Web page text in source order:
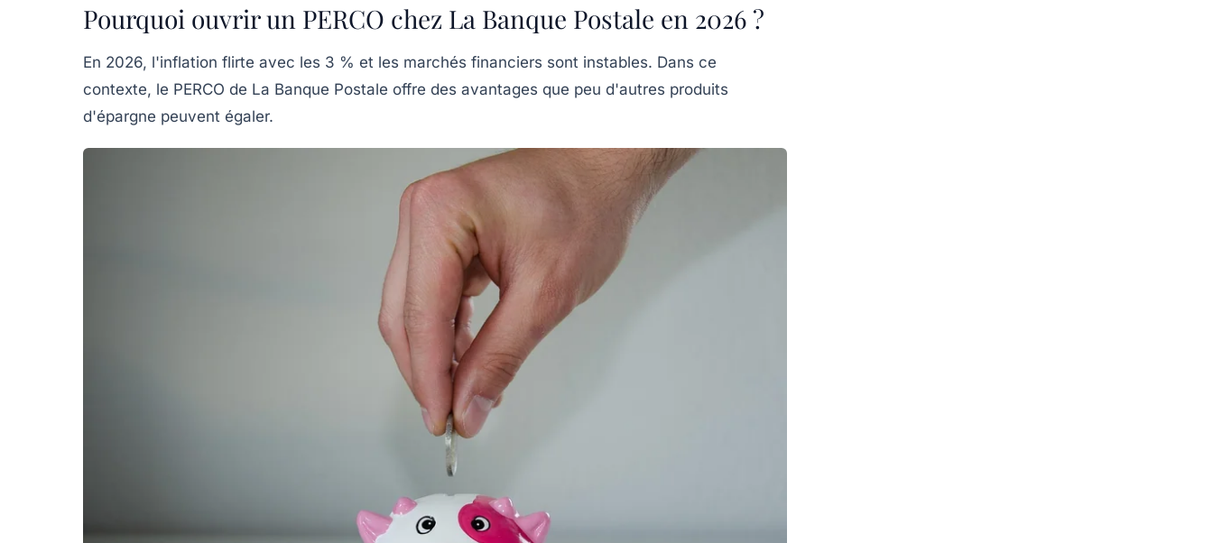
Pourquoi ouvrir un PERCO chez La Banque Postale en 2026 ?
En 2026, l'inflation flirte avec les 3 % et les marchés financiers sont instables. Dans ce
contexte, le PERCO de La Banque Postale offre des avantages que peu d'autres produits
d'épargne peuvent égaler.